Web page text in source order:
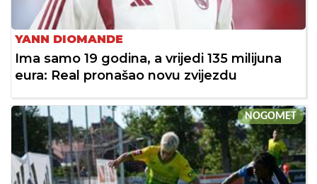
YANN DIOMANDE
Ima samo 19 godina, a vrijedi 135 milijuna
eura: Real pronašao novu zvijezdu
NOGOMET